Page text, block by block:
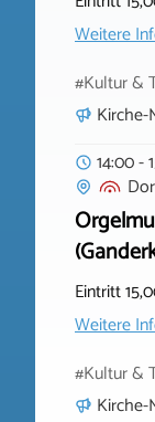
Weitere
#Kultur &
Kirche-
14:00 -
Eintritt
Weitere
#Kultur &
Kirche-